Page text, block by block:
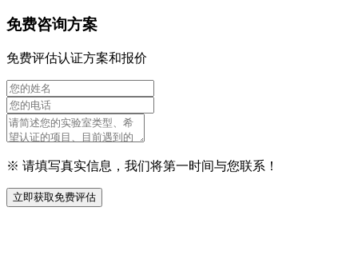
免费咨询方案
免费评估认证方案和报价
※ 请填写真实信息，我们将第一时间与您联系！
立即获取免费评估